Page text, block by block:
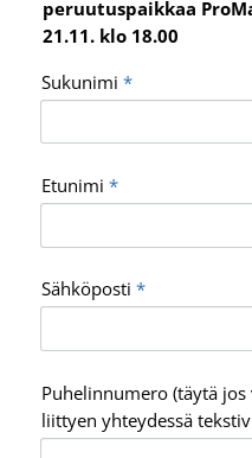
peruutuspaikkaa
21.11. klo 18.00
Sukunimi *
Etunimi *
Sähköposti *
Puhelinnumero (täytä
liittyen yhteydessä